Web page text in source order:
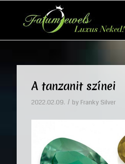
A tanzanit színei
2022.02.09. / by Franky Silver